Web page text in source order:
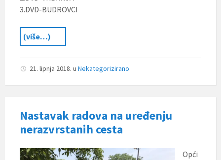
3.DVD-BUDROVCI
(više…)
21. lipnja 2018. u Nekategorizirano
Nastavak radova na uređenju
nerazvrstanih cesta
Opći